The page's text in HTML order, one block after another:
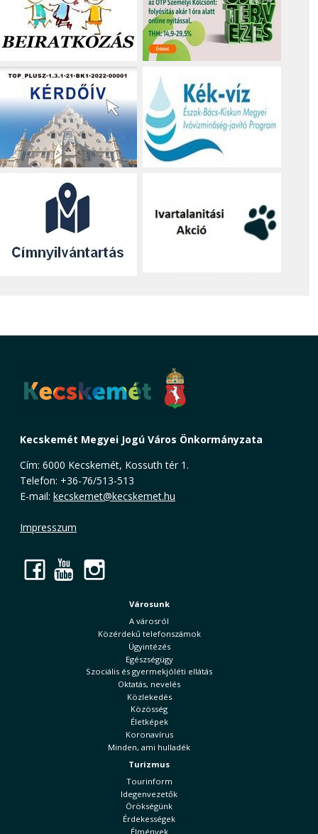
Kecskemét Megyei Jogú Város Önkormányzata
Cím: 6000 Kecskemét, Kossuth tér 1.
Telefon: +36-76/513-513
E-mail: kecskemet@kecskemet.hu
Impresszum
Facebook
YouTube
Városunk
A városról
Közérdekű telefonszámok
Ügyintézés
Egészségügy
Szociális és gyermekjóléti ellátás
Oktatás, nevelés
Közlekedés
Közösség
Életképek
Koronavírus
Minden, ami hulladék
Turizmus
Tourinform
Idegenvezetők
Örökségünk
Érdekességek
Élmények